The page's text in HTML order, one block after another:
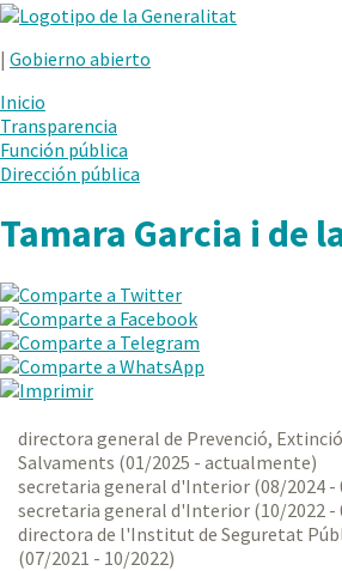
.
en
nueva
ventana.
| Gobierno abierto
Inicio
Transparencia
Función pública
Dirección pública
Tamara Garcia i de
directora general de Prevenció,
Salvaments (01/2025 - actualmente)
secretaria general d'Interior (08/2024 -
secretaria general d'Interior (10/2022 -
directora de l'Institut de Seguretat
(07/2021 - 10/2022)